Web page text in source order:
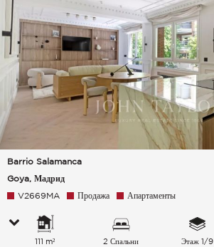
Barrio Salamanca
Goya, Мадрид
V2669MA Продажа Апартаменты
111 m² 2 Спальни Этаж 1/9